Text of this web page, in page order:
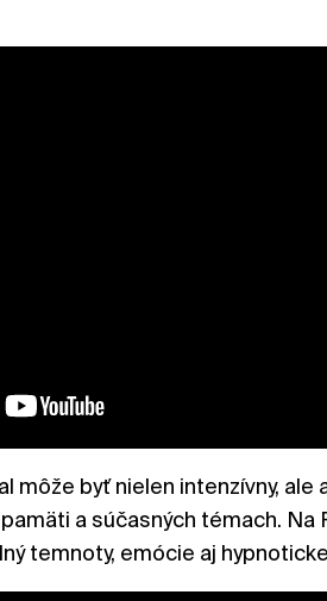
môže byť nielen intenzívny, ale
a súčasných témach. Na
temnoty, emócie aj